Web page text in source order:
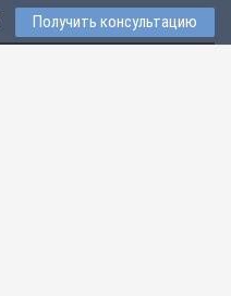
Получить консультацию